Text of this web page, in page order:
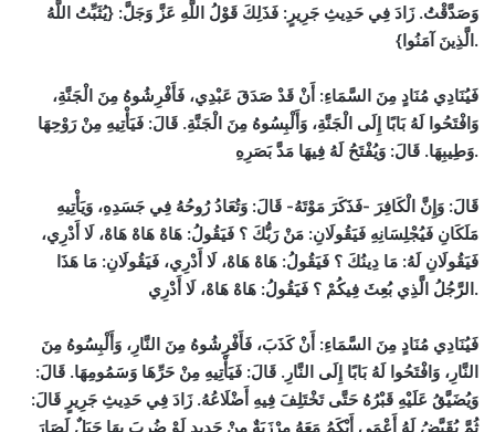
وَصَدَّقْتُ. زَادَ فِي حَدِيثِ جَرِيرٍ: فَذَلِكَ قَوْلُ اللَّهِ عَزَّ وَجَلَّ: {يُثَبِّتُ اللَّهُ
الَّذِينَ آمَنُوا}.
فَيُنَادِي مُنَادٍ مِنَ السَّمَاءِ: أَنْ قَدْ صَدَقَ عَبْدِي، فَأَفْرِشُوهُ مِنَ الْجَنَّةِ،
وَافْتَحُوا لَهُ بَابًا إِلَى الْجَنَّةِ، وَأَلْبِسُوهُ مِنَ الْجَنَّةِ. قَالَ: فَيَأْتِيهِ مِنْ رَوْحِهَا
وَطِيبِهَا. قَالَ: وَيُفْتَحُ لَهُ فِيهَا مَدَّ بَصَرِهِ.
قَالَ: وَإِنَّ الْكَافِرَ -فَذَكَرَ مَوْتَهُ- قَالَ: وَتُعَادُ رُوحُهُ فِي جَسَدِهِ، وَيَأْتِيهِ
مَلَكَانِ فَيُجْلِسَانِهِ فَيَقُولَانِ: مَنْ رَبُّكَ ؟ فَيَقُولُ: هَاهْ هَاهْ هَاهْ، لَا أَدْرِي،
فَيَقُولَانِ لَهُ: مَا دِينُكَ ؟ فَيَقُولُ: هَاهْ هَاهْ، لَا أَدْرِي، فَيَقُولَانِ: مَا هَذَا
الرَّجُلُ الَّذِي بُعِثَ فِيكُمْ ؟ فَيَقُولُ: هَاهْ هَاهْ، لَا أَدْرِي.
فَيُنَادِي مُنَادٍ مِنَ السَّمَاءِ: أَنْ كَذَبَ، فَأَفْرِشُوهُ مِنَ النَّارِ، وَأَلْبِسُوهُ مِنَ
النَّارِ، وَافْتَحُوا لَهُ بَابًا إِلَى النَّارِ. قَالَ: فَيَأْتِيهِ مِنْ حَرِّهَا وَسَمُومِهَا. قَالَ:
وَيُضَيَّقُ عَلَيْهِ قَبْرُهُ حَتَّى تَخْتَلِفَ فِيهِ أَضْلَاعُهُ. زَادَ فِي حَدِيثِ جَرِيرٍ قَالَ:
ثُمَّ يُقَيَّضُ لَهُ أَعْمَى أَبْكَمُ مَعَهُ مِرْزَبَةٌ مِنْ حَدِيدٍ لَوْ ضُرِبَ بِهَا جَبَلٌ لَصَارَ